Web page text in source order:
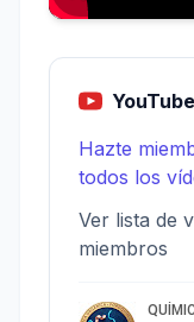
Hazte
todos los
Ver lista de
miembros